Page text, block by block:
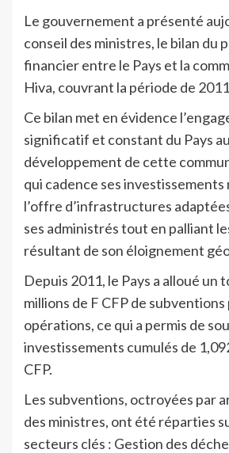
Le gouvernement a présenté
conseil des ministres, le bilan du
financier entre le Pays et la
Hiva, couvrant la période de
Ce bilan met en évidence
significatif et constant du Pays
développement de cette
qui cadence ses investissements
l’offre d’infrastructures
ses administrés tout en palliant
résultant de son éloignement
Depuis 2011, le Pays a alloué un
millions de F CFP de
opérations, ce qui a permis de
investissements cumulés de
CFP.
Les subventions, octroyées par
des ministres, ont été réparties
secteurs clés : Gestion des